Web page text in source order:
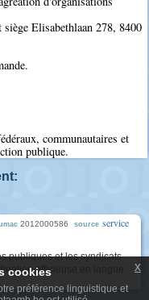
Elisabethlaan 278, 8400
communautaires et
publique.
2012000586 source service
publiques et les syndicats
officieuse en langue
cookies
préférence linguistique et
x